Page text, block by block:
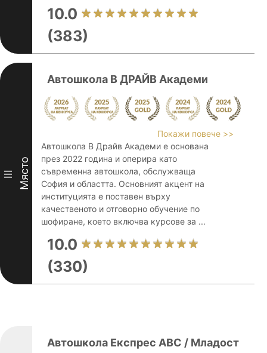
10.0
(383)
III Място
Автошкола В ДРАЙВ Академи
Покажи повече >>
Автошкола В Драйв Академи е основана
през 2022 година и оперира като
съвременна автошкола, обслужваща
София и областта. Основният акцент на
институцията е поставен върху
качественото и отговорно обучение по
шофиране, което включва курсове за ...
10.0
(330)
Автошкола Експрес АВС / Младост